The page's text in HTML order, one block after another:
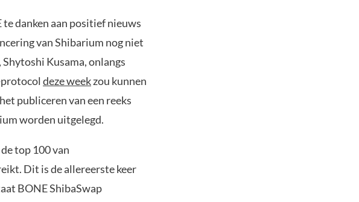
danken aan positief nieuws
van Shibarium nog niet
Kusama, onlangs
deze weekzou kunnen
publiceren van een reeks
worden uitgelegd.
top 100 van
Dit is de allereerste keer
BONE ShibaSwap